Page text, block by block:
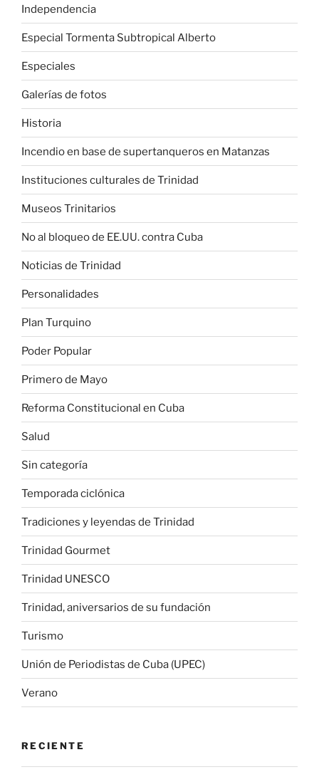
Independencia
Especial Tormenta Subtropical Alberto
Especiales
Galerías de fotos
Historia
Incendio en base de supertanqueros en Matanzas
Instituciones culturales de Trinidad
Museos Trinitarios
No al bloqueo de EE.UU. contra Cuba
Noticias de Trinidad
Personalidades
Plan Turquino
Poder Popular
Primero de Mayo
Reforma Constitucional en Cuba
Salud
Sin categoría
Temporada ciclónica
Tradiciones y leyendas de Trinidad
Trinidad Gourmet
Trinidad UNESCO
Trinidad, aniversarios de su fundación
Turismo
Unión de Periodistas de Cuba (UPEC)
Verano
RECIENTE